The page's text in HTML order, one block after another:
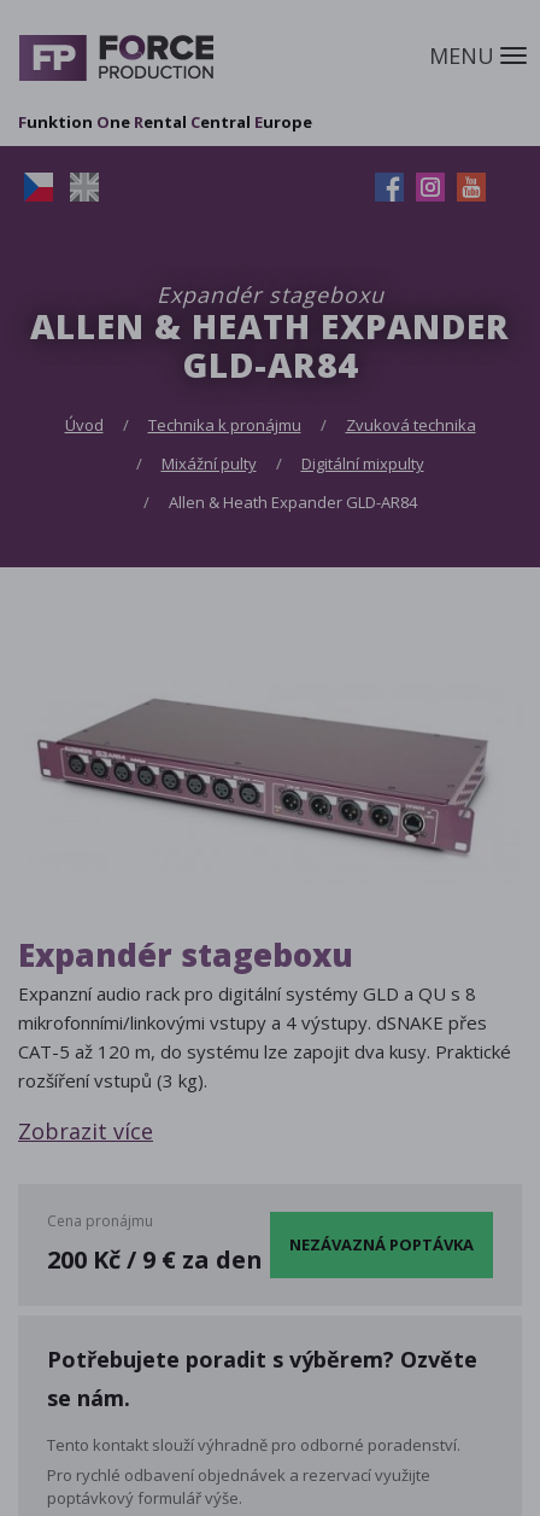
MENU
Funktion One Rental Central Europe
Expandér stageboxu
ALLEN & HEATH EXPANDER
GLD-AR84
Úvod Technika k pronájmu
Zvuková technika
Mixážní pulty
Digitální mixpulty
Allen & Heath Expander GLD-AR84
Expandér stageboxu
Expanzní audio rack pro digitální systémy GLD a QU s 8
mikrofonními/linkovými vstupy a 4 výstupy. dSNAKE přes
CAT-5 až 120 m, do systému lze zapojit dva kusy. Praktické
rozšíření vstupů (3 kg).
Zobrazit více
Cena pronájmu
200 Kč / 9 € za den NEZÁVAZNÁ POPTÁVKA
Potřebujete poradit s výběrem? Ozvěte
se nám.
Tento kontakt slouží výhradně pro odborné poradenství.
Pro rychlé odbavení objednávek a rezervací využijte
poptávkový formulář výše.